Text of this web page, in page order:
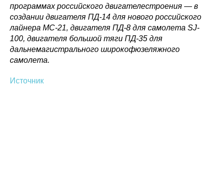
программах российского двигателестроения — в
создании двигателя ПД-14 для нового российского
лайнера МС-21, двигателя ПД-8 для самолета SJ-
100, двигателя большой тяги ПД-35 для
дальнемагистрального широкофюзеляжного
самолета.
Источник